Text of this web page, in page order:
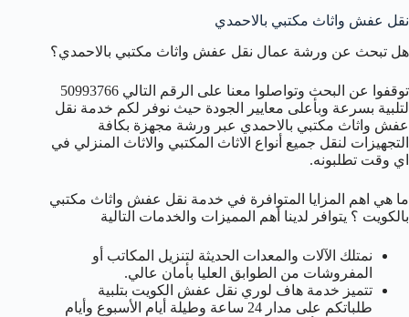
نقل عفش واثاث مكتبي بالاحمدي
هل تبحث عن ورشة عمال نقل عفش واثاث مكتبي بالاحمدي؟
توقفوا عن البحث وتواصلوا معنا على الرقم التالي 50993766
لتلبية بسرعة وبأعلى معايير الجودة حيث نوفر لكم خدمة نقل
عفش واثاث مكتبي بالاحمدي عبر ورشة مجهزة بكافة
التجهيزات لنقل جميع أنواع الاثاث المكتبي والاثاث المنزلي في
اي وقت تطلبونه.
ما هي اهم المزايا المتوافرة في خدمة نقل عفش واثاث مكتبي
بالكويت ؟ يتوافر لدينا أهم المميزات والخدمات التالية
نمتلك الآلات والمعدات الحديثة لتنزيل المكاتب أو
المفروشات من الطوابق العليا بأمان عالي.
تتميز خدمة هاف لوري نقل عفش الكويت بتلبية
طلباتكم على مدار 24 ساعة وطيلة أيام الأسبوع وأيام